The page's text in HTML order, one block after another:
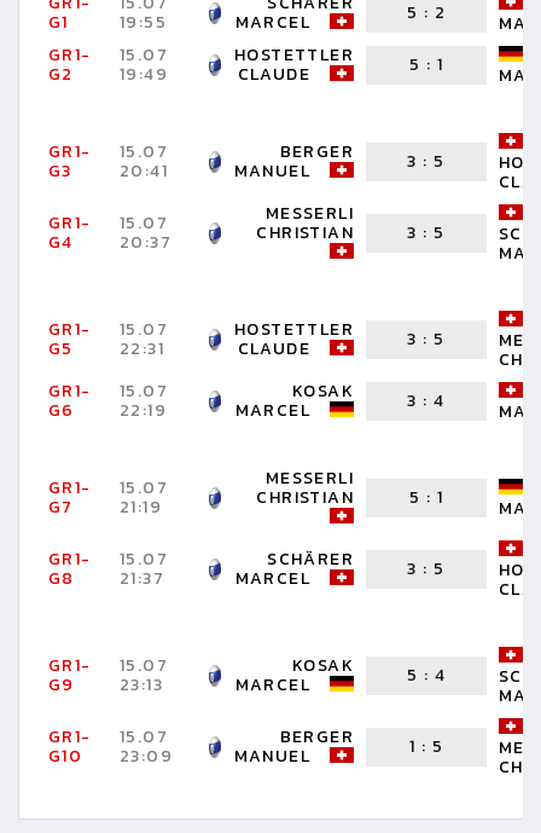
G1 19:55 MARCEL 5 : 2
GR1-
G2
15.07
19:49
HOSTETTLER
CLAUDE 5 : 1
GR1-
G3
15.07
20:41
BERGER
MANUEL 3 : 5
GR1-
G4
15.07
20:37
MESSERLI
CHRISTIAN 3 : 5
GR1-
G5
15.07
22:31
HOSTETTLER
CLAUDE 3 : 5
GR1-
G6
15.07
22:19
KOSAK
MARCEL 3 :4
GR1-
G7
15.07
21:19
MESSERLI
CHRISTIAN 5 : 1
GR1-
G8
15.07
21:37
SCHÄRER
MARCEL 3 : 5
GR1-
G9
15.07
23:13
KOSAK
MARCEL 5 : 4
GR1-
G10
15.07
23:09
BERGER
MANUEL 1 : 5